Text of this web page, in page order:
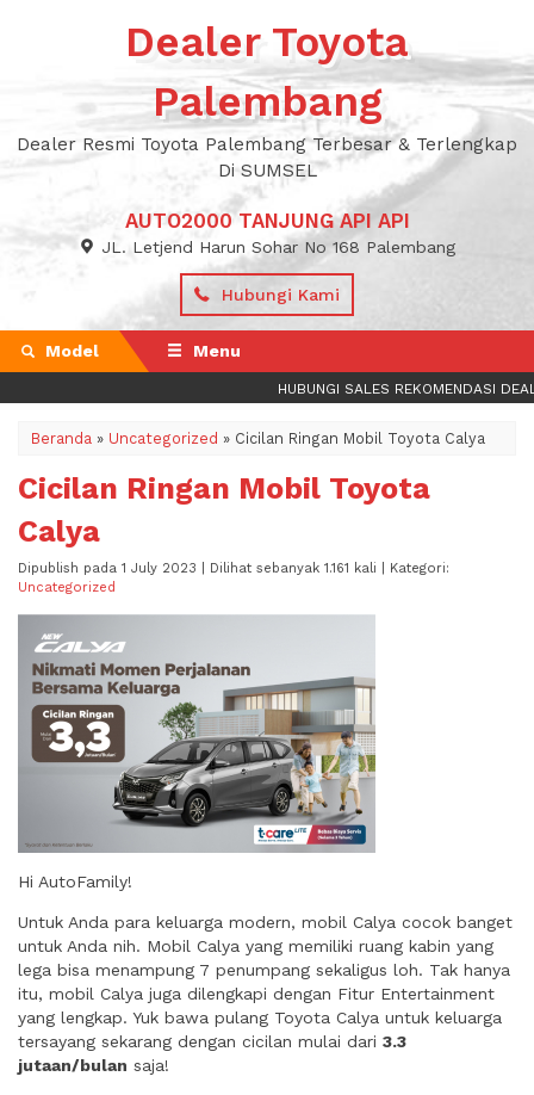
Dealer Toyota
Palembang
Dealer Resmi Toyota Palembang Terbesar & Terlengkap
Di SUMSEL
AUTO2000 TANJUNG API API
JL. Letjend Harun Sohar No 168 Palembang
Hubungi Kami
Model Menu
HUBUNGI SALES REKOMENDASI
Beranda » Uncategorized » Cicilan Ringan Mobil Toyota Calya
Cicilan Ringan Mobil Toyota
Calya
Dipublish pada 1 July 2023 | Dilihat sebanyak 1.161 kali | Kategori:
Uncategorized
Hi AutoFamily!
Untuk Anda para keluarga modern, mobil Calya cocok banget
untuk Anda nih. Mobil Calya yang memiliki ruang kabin yang
lega bisa menampung 7 penumpang sekaligus loh. Tak hanya
itu, mobil Calya juga dilengkapi dengan Fitur Entertainment
yang lengkap. Yuk bawa pulang Toyota Calya untuk keluarga
tersayang sekarang dengan cicilan mulai dari 3.3
jutaan/bulan saja!